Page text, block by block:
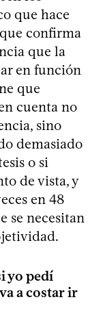
que hace
confirma
que la
en función
que
cuenta no
sino
demasiado
o si
de vista, y
en 48
se necesitan
yo pedí
a costar ir